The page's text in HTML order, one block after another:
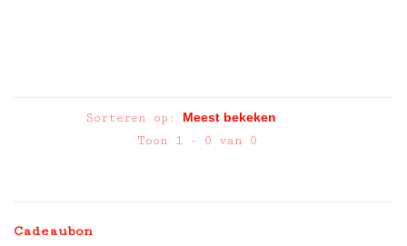
Sorteren op:
Toon 1 - 0 van 0
Cadeaubon